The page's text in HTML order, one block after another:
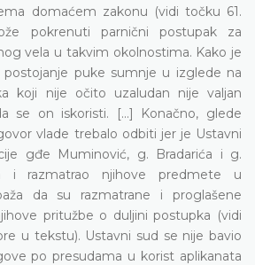
domaćem zakonu (vidi točku 61.
pokrenuti parnični postupak za
vela u takvim okolnostima. Kako je
puke sumnje u izglede na
koji nije očito uzaludan nije valjan
se on iskoristi. [...] Konačno, glede
vlade trebalo odbiti jer je Ustavni
gđe Muminović, g. Bradarića i g.
i razmatrao njihove predmete u
da su razmatrane i proglašene
pritužbe o duljini postupka (vidi
u tekstu). Ustavni sud se nije bavio
po presudama u korist aplikanata